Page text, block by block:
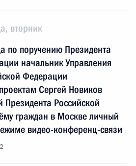
вторник
по поручению Президента
начальник Управления
Федерации
Сергей Новиков
Российской
граждан в Москве личный
видео-конференц-связи